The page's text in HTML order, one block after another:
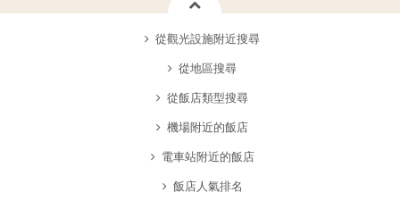
從觀光設施附近搜尋
從地區搜尋
從飯店類型搜尋
機場附近的飯店
電車站附近的飯店
飯店人氣排名